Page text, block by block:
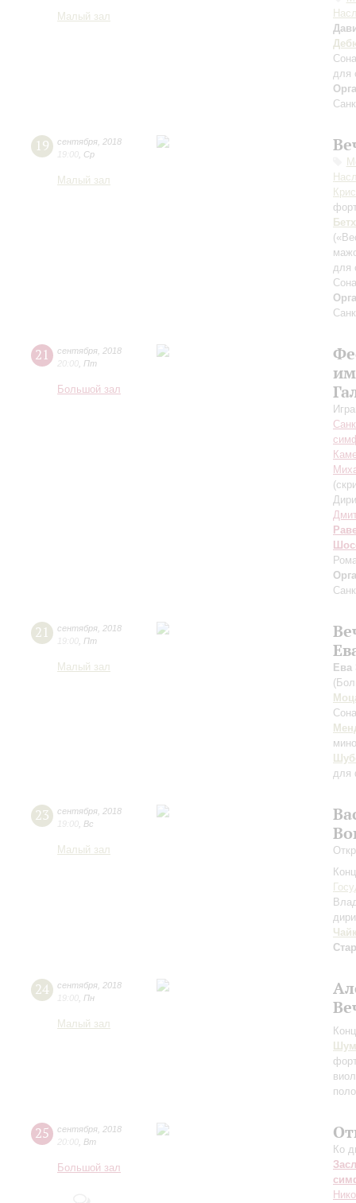
Малый зал
для
19 сентября 2018
19:00 Ср
Малый зал
для
21 сентября 2018
20:00 Пт
Большой зал
21 сентября 2018
19:00 Пт
Малый зал
Ева
для
23 сентября 2018
19:00 Вс
Малый зал
24 сентября 2018
19:00 Пн
Малый зал
25 сентября 2018
20:00 Вт
Большой зал
Ко